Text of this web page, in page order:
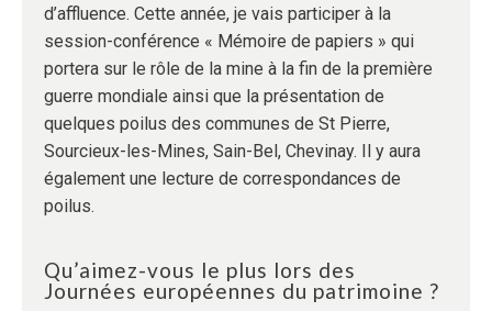
d’affluence. Cette année, je vais participer à la
session-conférence « Mémoire de papiers » qui
portera sur le rôle de la mine à la fin de la première
guerre mondiale ainsi que la présentation de
quelques poilus des communes de St Pierre,
Sourcieux-les-Mines, Sain-Bel, Chevinay. Il y aura
également une lecture de correspondances de
poilus.
Qu’aimez-vous le plus lors des
Journées européennes du patrimoine ?